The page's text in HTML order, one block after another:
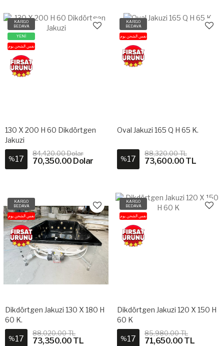
KARGO
BEDAVA
YENİ
نفس الشحن يوم
130 X 200 H 60 Dikdörtgen
Jakuzi
%17
84,420.00 Dolar
70,350.00 Dolar
KARGO
BEDAVA
نفس الشحن يوم
Oval Jakuzi 165 Q H 65 K.
%17
88,320.00 TL
73,600.00 TL
KARGO
BEDAVA
نفس الشحن يوم
Dikdörtgen Jakuzi 130 X 180 H
60 K.
%17
88,020.00 TL
73,350.00 TL
KARGO
BEDAVA
نفس الشحن يوم
Dikdörtgen Jakuzi 120 X 150 H
60 K
%17
85,980.00 TL
71,650.00 TL